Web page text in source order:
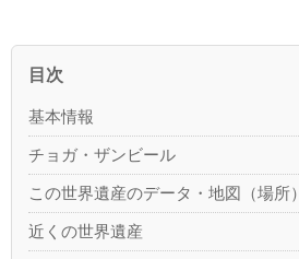
目次
基本情報
チョガ・ザンビール
この世界遺産のデータ・地図（場所）
近くの世界遺産